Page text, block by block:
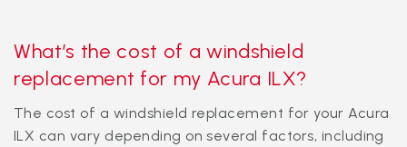
What’s the cost of a windshield
replacement for my Acura ILX?
The cost of a windshield replacement for your Acura
ILX can vary depending on several factors, including